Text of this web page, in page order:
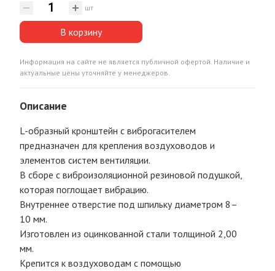
шт
В корзину
Информация на сайте не является публичной офертой. Наличие и
актуальные цены уточняйте у менеджеров.
Описание
L-образный кронштейн с виброгасителем
предназначен для крепления воздуховодов и
элементов систем вентиляции.
В сборе с виброизоляционной резиновой подушкой,
которая поглощает вибрацию.
Внутреннее отверстие под шпильку диаметром 8–
10 мм.
Изготовлен из оцинкованной стали толщиной 2,00
мм.
Крепится к воздуховодам с помощью